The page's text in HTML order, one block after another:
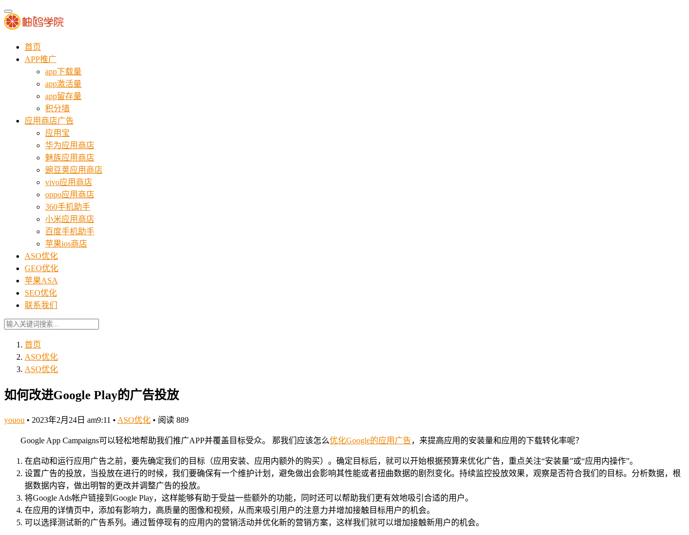
首页
APP推广
app下载量
app激活量
app留存量
积分墙
应用商店广告
应用宝
华为应用商店
魅族应用商店
豌豆荚应用商店
vivo应用商店
oppo应用商店
360手机助手
小米应用商店
百度手机助手
苹果ios商店
ASO优化
GEO优化
苹果ASA
SEO优化
联系我们
首页
ASO优化
ASO优化
如何改进Google Play的广告投放
youou • 2023年2月24日 am9:11 • ASO优化 • 阅读 889
Google App Campaigns可以轻松地帮助我们推广APP并覆盖目标受众。 那我们应该怎么优化Google的应用广告，来提高应用的安装量和应用的下载转化率呢？
在启动和运行应用广告之前，要先确定我们的目标（应用安装、应用内额外的购买）。确定目标后，就可以开始根据预算来优化广告，重点关注“安装量”或“应用内操作”。
设置广告的投放，当投放在进行的时候，我们要确保有一个维护计划，避免做出会影响其性能或者扭曲数据的剧烈变化。持续监控投放效果，观察是否符合我们的目标。分析数据，根
据数据内容，做出明智的更改并调整广告的投放。
将Google Ads帐户链接到Google Play，这样能够有助于受益一些额外的功能，同时还可以帮助我们更有效地吸引合适的用户。
在应用的详情页中，添加有影响力，高质量的图像和视频，从而来吸引用户的注意力并增加接触目标用户的机会。
可以选择测试新的广告系列。通过暂停现有的应用内的营销活动并优化新的营销方案，这样我们就可以增加接触新用户的机会。